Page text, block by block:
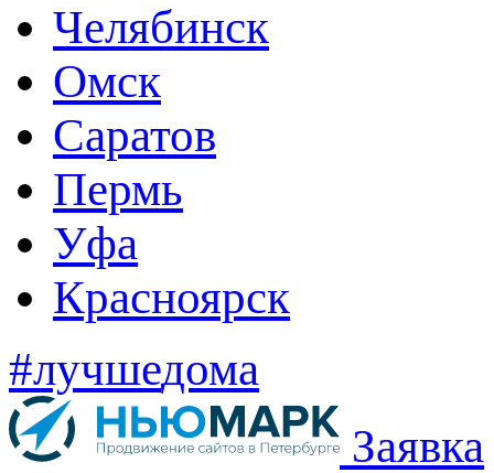
Челябинск
Омск
Саратов
Пермь
Уфа
Красноярск
#лучшедома
Заявка